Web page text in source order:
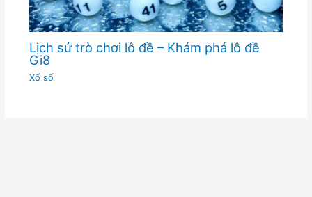
Lịch sử trò chơi lô đề – Khám phá lô đề
Gi8
Xổ số